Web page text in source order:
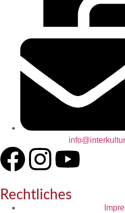
Rechtliches